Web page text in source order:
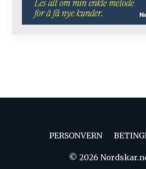
PERSONVERN
© 2026